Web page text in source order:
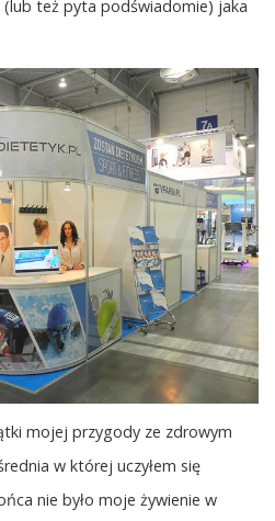
też pyta podświadomie) jaka
mojej przygody ze zdrowym
w której uczyłem się
nie było moje żywienie w